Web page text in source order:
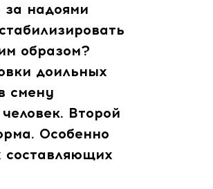
надоями
образом?
доильных
смену
Второй
Особенно
составляющих